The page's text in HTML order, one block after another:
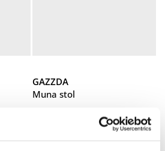
GAZZDA
Muna stol